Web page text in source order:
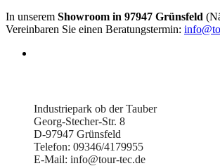
In unserem Showroom in 97947 Grünsfeld
Vereinbaren Sie einen Beratungstermin:
Industriepark ob der Tauber
Georg-Stecher-Str. 8
D-97947 Grünsfeld
Telefon: 09346/4179955
E-Mail: info@tour-tec.de